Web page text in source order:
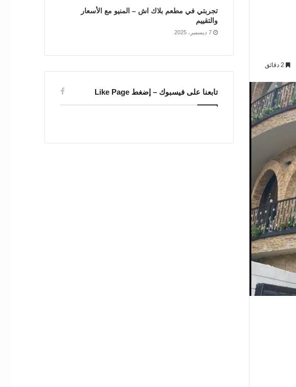
تجربتي في مطعم بلاك اش – المنيو مع الأسعار
والتقييم
7 ديسمبر، 2025
تابعنا على فيسبوك – إضغط Like Page